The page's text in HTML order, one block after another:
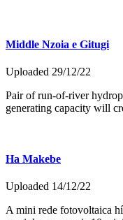
Middle Nzoia e Gitugi
Uploaded 29/12/22
Pair of run-of-river
generating capacity will
Ha Makebe
Uploaded 14/12/22
A mini rede fotovoltaica